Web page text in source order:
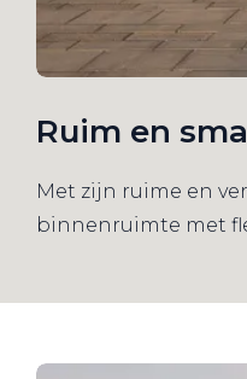
Ruim en
Met zijn ruime en
binnenruimte met